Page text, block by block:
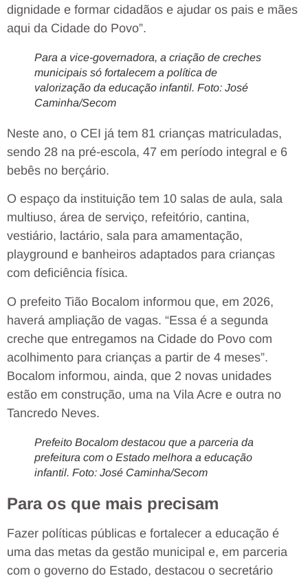
dignidade e formar cidadãos e ajudar os pais e mães
aqui da Cidade do Povo”.
Para a vice-governadora, a criação de creches
municipais só fortalecem a política de
valorização da educação infantil. Foto: José
Caminha/Secom
Neste ano, o CEI já tem 81 crianças matriculadas,
sendo 28 na pré-escola, 47 em período integral e 6
bebês no berçário.
O espaço da instituição tem 10 salas de aula, sala
multiuso, área de serviço, refeitório, cantina,
vestiário, lactário, sala para amamentação,
playground e banheiros adaptados para crianças
com deficiência física.
O prefeito Tião Bocalom informou que, em 2026,
haverá ampliação de vagas. “Essa é a segunda
creche que entregamos na Cidade do Povo com
acolhimento para crianças a partir de 4 meses”.
Bocalom informou, ainda, que 2 novas unidades
estão em construção, uma na Vila Acre e outra no
Tancredo Neves.
Prefeito Bocalom destacou que a parceria da
prefeitura com o Estado melhora a educação
infantil. Foto: José Caminha/Secom
Para os que mais precisam
Fazer políticas públicas e fortalecer a educação é
uma das metas da gestão municipal e, em parceria
com o governo do Estado, destacou o secretário